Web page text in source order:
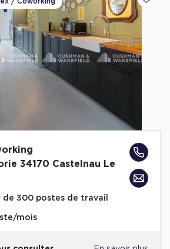
34170 Castelnau Le
de 300 postes de travail
mois